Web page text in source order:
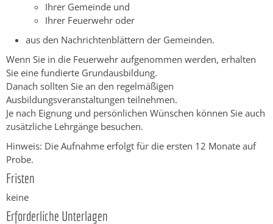
Ihrer Gemeinde und
Ihrer Feuerwehr oder
aus den Nachrichtenblättern der Gemeinden.
Wenn Sie in die Feuerwehr aufgenommen werden, erhalten
Sie eine fundierte Grundausbildung.
Danach sollten Sie an den regelmäßigen
Ausbildungsveranstaltungen teilnehmen.
Je nach Eignung und persönlichen Wünschen können Sie auch
zusätzliche Lehrgänge besuchen.
Hinweis: Die Aufnahme erfolgt für die ersten 12 Monate auf
Probe.
Fristen
keine
Erforderliche Unterlagen